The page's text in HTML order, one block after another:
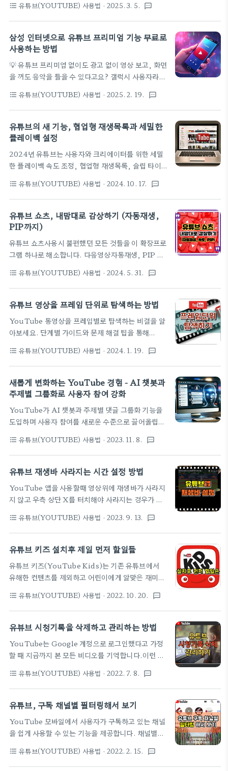
는 콘텐츠만 추천받는 방법을 알려드릴게
요! YouTube를 사용하다 보면 원치 않는 영상이 추
천 피드를 도배하는 경우가 많아요. 한 번 실수로 클릭
한 영상 때문에 이후의 추천이 엉망이 되기도 하고요.
까?"라는 고민, 한 번쯤 해보셨을 거예요. 다행히
YouTube 추천 알고리즘은 우리가 조작할 수 있는
요소가 많아요. 오늘은 YouTube 추천 피드를 깔끔
적화하는 5가지 방법YouTube의..
format_list_bulleted 유튜브(YOUTUBE) 사용법 · 2025. 3. 5. textsms
삼성 인터넷으로 유튜브 프리미엄 기능 무료로
사용하는 방법
💡 유튜브 프리미엄 없이도 광고 없이 영상 보고, 화면
을 꺼도 음악을 들을 수 있다고요? 갤럭시 사용자라면
PIP 모드, 광고 차단 기능을 무료로 사용할 수 있습니
다! 설정 방법부터 유용한 꿀팁까지, 지금 바로 확인해
보세요. 🚀🎶 💡 "유튜브 프리미엄을 꼭 구독해야 할
까?" 광고 없이 동영상을 보고, 화면을 꺼도 음악을
원의 구독료가 부담될 때도 있죠. 다행히 갤럭시 사용
자라면 삼성 인터넷 브라우저를 활용해 유튜브 프리미
엄과 비슷한 기능을 무료로 사용할 수 있습니다. 오늘
설정하는 방법..
format_list_bulleted 유튜브(YOUTUBE) 사용법 · 2025. 2. 19. textsms
유튜브의 새 기능, 협업형 재생목록과 세밀한
플레이백 설정
2024년 유튜브는 사용자와 크리에이터를 위한 세밀
한 플레이백 속도 조정, 협업형 재생목록, 슬립 타이
험을 제공합니다. 2024년, 유튜브는 사용자와 크리
에이터 모두에게 더 나은 경험을 제공하기 위해 다양
한 신규 기능과 업데이트를 발표했습니다. 유튜브는
매년 사용자의 피드백을 바탕으로 플랫폼을 개선하
추가되었습니다. 웹, 모바일, TV, 그리고 유튜브 뮤
직에 이르기까지 새로운 기능들이 순차적으로 적용되
며, 사용자들이 보다 직관적으로 콘텐츠를 탐색하고
로 소개하며, 각 기능이 어떤 가치를 제공하는지..
format_list_bulleted 유튜브(YOUTUBE) 사용법 · 2024. 10. 17. textsms
유튜브 쇼츠, 내맘대로 감상하기 (자동재생,
PIP까지)
유튜브 쇼츠사용시 불편했던 모든 것들을 이 확장프로
그램 하나로 해소합니다. 다음영상자동재생, PIP 등
는 모바일에 최적화된 짧은 세로형 동영상 콘텐츠입니
다. 하지만 PC에서는 기능이 제한적이라 불편한 점이
있죠. 이러한 단점을 보완할 수 있는 유용한 확장 프로
라는 크롬 확장 프로그램으로 다음영상 자동 재생, 재
생바, 볼륨 조절, PIP 모드, 재생 속도 조절 등 다양한
기능을 제공해 PC에서도 쇼츠를 편리하게 시청할 수
다. - 재생바: 쇼츠 하단에 재생바를 이용해 영상 시간
을 변경할 수 있습니..
format_list_bulleted 유튜브(YOUTUBE) 사용법 · 2024. 5. 31. textsms
유튜브 영상을 프레임 단위로 탐색하는 방법
YouTube 동영상을 프레임별로 탐색하는 비결을 알
아보세요. 단계별 가이드와 문제 해결 팁을 통해
상을 프레임 단위로 탐색하는 기능은 전문가의 전유물
처럼 보일 수 있지만, 일반 사용자에게도 엄청난 가치
가 있습니다. 튜토리얼을 분석하거나 예술 작품을 감
상하거나 단순히 찰나의 순간을 포착하려고 할 때 동
험을 크게 향상시킬 수 있습니다. 이 가이드에서는
YouTube의 프레임별 탐색 기능의 비밀을 공개하여
플랫폼에서 동영상을 시청하는 방식을 혁신합니다.
서 콘텐츠를 세밀하게 살펴볼 수 있습니다. 이 기능
은..
format_list_bulleted 유튜브(YOUTUBE) 사용법 · 2024. 1. 19. textsms
새롭게 변화하는 YouTube 경험 - AI 챗봇과
주제별 그룹화로 사용자 참여 강화
YouTube가 AI 챗봇과 주제별 댓글 그룹화 기능을
도입하며 사용자 참여를 새로운 수준으로 끌어올립니
이드 사용자를 위한 이 혁신적인 기능들의 출시와 이
로 인한 시청 경험의 진화에 대해 소개합니다. 참고기
사 YouTube is experimenting with
including a new AI chatbot. This chatbot
aims to provide users with answers to
questions about the videos they are
format_list_bulleted 유튜브(YOUTUBE) 사용법 · 2023. 11. 8. textsms
유튜브 재생바 사라지는 시간 설정 방법
YouTube 앱을 사용할때 영상위에 재생바가 사라지
지 않고 우측 상단 X를 터치해야 사라지는 경우가 있
나 사용자 지정하는 방법과 사라지는 시간을 설정하여
보다 간소화된 시청 환경을 제공하는 방법을 소개합니
다. 1. 그림과 같이 유튜브 영상 재생시 재생바가 사라
불편함이 발생하는 경우가 있습니다. ▼ 2. 영상재생
시 재생바가 바로 사라지게 하려면 먼저 사용자 '프로
필 - 설정'을 순서대로 터치합니다. ▼ 3. '설정 - 접근
다.▼ 5. 재생바가 사라지는 시간도 제어할 수 있는데
그림과 같이 접근성 ..
format_list_bulleted 유튜브(YOUTUBE) 사용법 · 2023. 9. 13. textsms
유튜브 키즈 설치후 제일 먼저 할일들
유튜브 키즈(YouTube Kids)는 기존 유튜브에서
유해한 컨텐츠를 제외하고 어린이에게 알맞은 재미있
는 서비스입니다. ■ 유튜브 키즈(YouTube Kids)
다운로드하기 ■
https://play.google.com/store/apps/details?
디즈니, 뽀로로, 라바 키즈, 캐리 앤 송, 코코몽등 유
치원생부터 초등학생까지의 어린이를 위한 재미있고
교육적인 동영상이 제공되며, 가족에게 알맞은 시청
어린이에게 부적합한 동영상을 필터링하도록 설계되
었으나 아직 완벽하지않기에..
format_list_bulleted 유튜브(YOUTUBE) 사용법 · 2022. 10. 20. textsms
유뷰브 시청기록을 삭제하고 관리하는 방법
YouTube는 Google 계정으로 로그인했다고 가정
할 때 지금까지 본 모든 비디오를 기억합니다.이런 사
비디오를 다시 보도록 권장하는데 이용하게 됩니다.
YouTube 시청기록은 과거에 내가 시청한 이력을 확
인하는데 도움이 되지만, 나의 취향이나 시청기록을
YouTube의 알고리즘에 끌려(?)다니는 것에 동의하
지 않을 경우 시청 기록을 정리하거나 수집을 중지하
면 됩니다. 오늘은 YouTube에서 시청기록을 삭제
format_list_bulleted 유튜브(YOUTUBE) 사용법 · 2022. 7. 8. textsms
유튜브, 구독 채널별 필터링해서 보기
YouTube 모바일에서 사용자가 구독하고 있는 채널
을 쉽게 사용할 수 있는 기능을 제공합니다. 채널별로
의 구독 버튼을 터치한 후 구독 탭 상단에 있는 슬라이
드 메뉴에서 감상할 채널을 터치하기만 하면 슬라이드
format_list_bulleted 유튜브(YOUTUBE) 사용법 · 2022. 2. 15. textsms